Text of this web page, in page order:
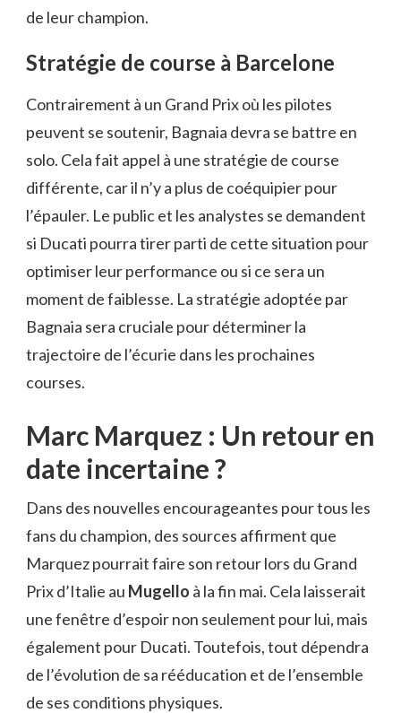
de leur champion.
Stratégie de course à Barcelone
Contrairement à un Grand Prix où les pilotes
peuvent se soutenir, Bagnaia devra se battre en
solo. Cela fait appel à une stratégie de course
différente, car il n’y a plus de coéquipier pour
l’épauler. Le public et les analystes se demandent
si Ducati pourra tirer parti de cette situation pour
optimiser leur performance ou si ce sera un
moment de faiblesse. La stratégie adoptée par
Bagnaia sera cruciale pour déterminer la
trajectoire de l’écurie dans les prochaines
courses.
Marc Marquez : Un retour en
date incertaine ?
Dans des nouvelles encourageantes pour tous les
fans du champion, des sources affirment que
Marquez pourrait faire son retour lors du Grand
Prix d’Italie au Mugello à la fin mai. Cela laisserait
une fenêtre d’espoir non seulement pour lui, mais
également pour Ducati. Toutefois, tout dépendra
de l’évolution de sa rééducation et de l’ensemble
de ses conditions physiques.